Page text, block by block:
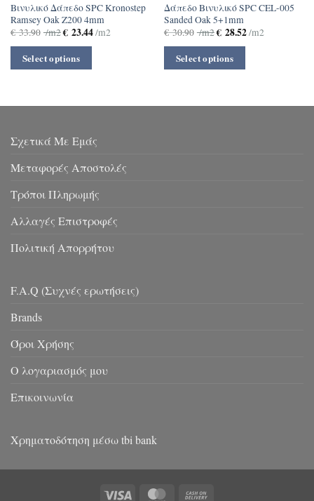
Βινυλικό Δάπεδο SPC Kronostep
Ramsey Oak Z200 4mm
€33.90 /m2€23.44/m2
Select options
Δάπεδο Βινυλικό SPC CEL-005
Sanded Oak 5+1mm
€30.90 /m2€28.52/m2
Select options
Σχετικά Με Εμάς
Μεταφορές Αποστολές
Τρόποι Πληρωμής
Αλλαγές Επιστροφές
Πολιτική Απορρήτου
F.A.Q (Συχνές ερωτήσεις)
Brands
Όροι Χρήσης
Ο λογαριασμός μου
Επικοινωνία
Χρηματοδότηση μέσω tbi bank
Visa MasterCard